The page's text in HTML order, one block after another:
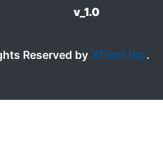
v_1.0
Reserved by XFind.inc.